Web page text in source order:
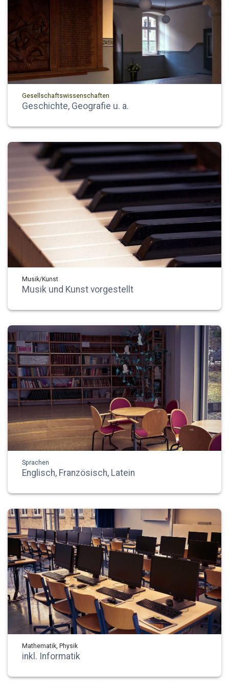
Gesellschaftswissenschaften
Geschichte, Geografie u. a.
Musik/Kunst
Musik und Kunst vorgestellt
Sprachen
Englisch, Französisch, Latein
Mathematik, Physik
inkl. Informatik